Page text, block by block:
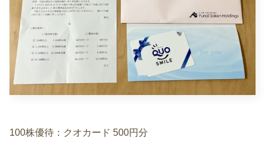
100株優待：クオカード 500円分